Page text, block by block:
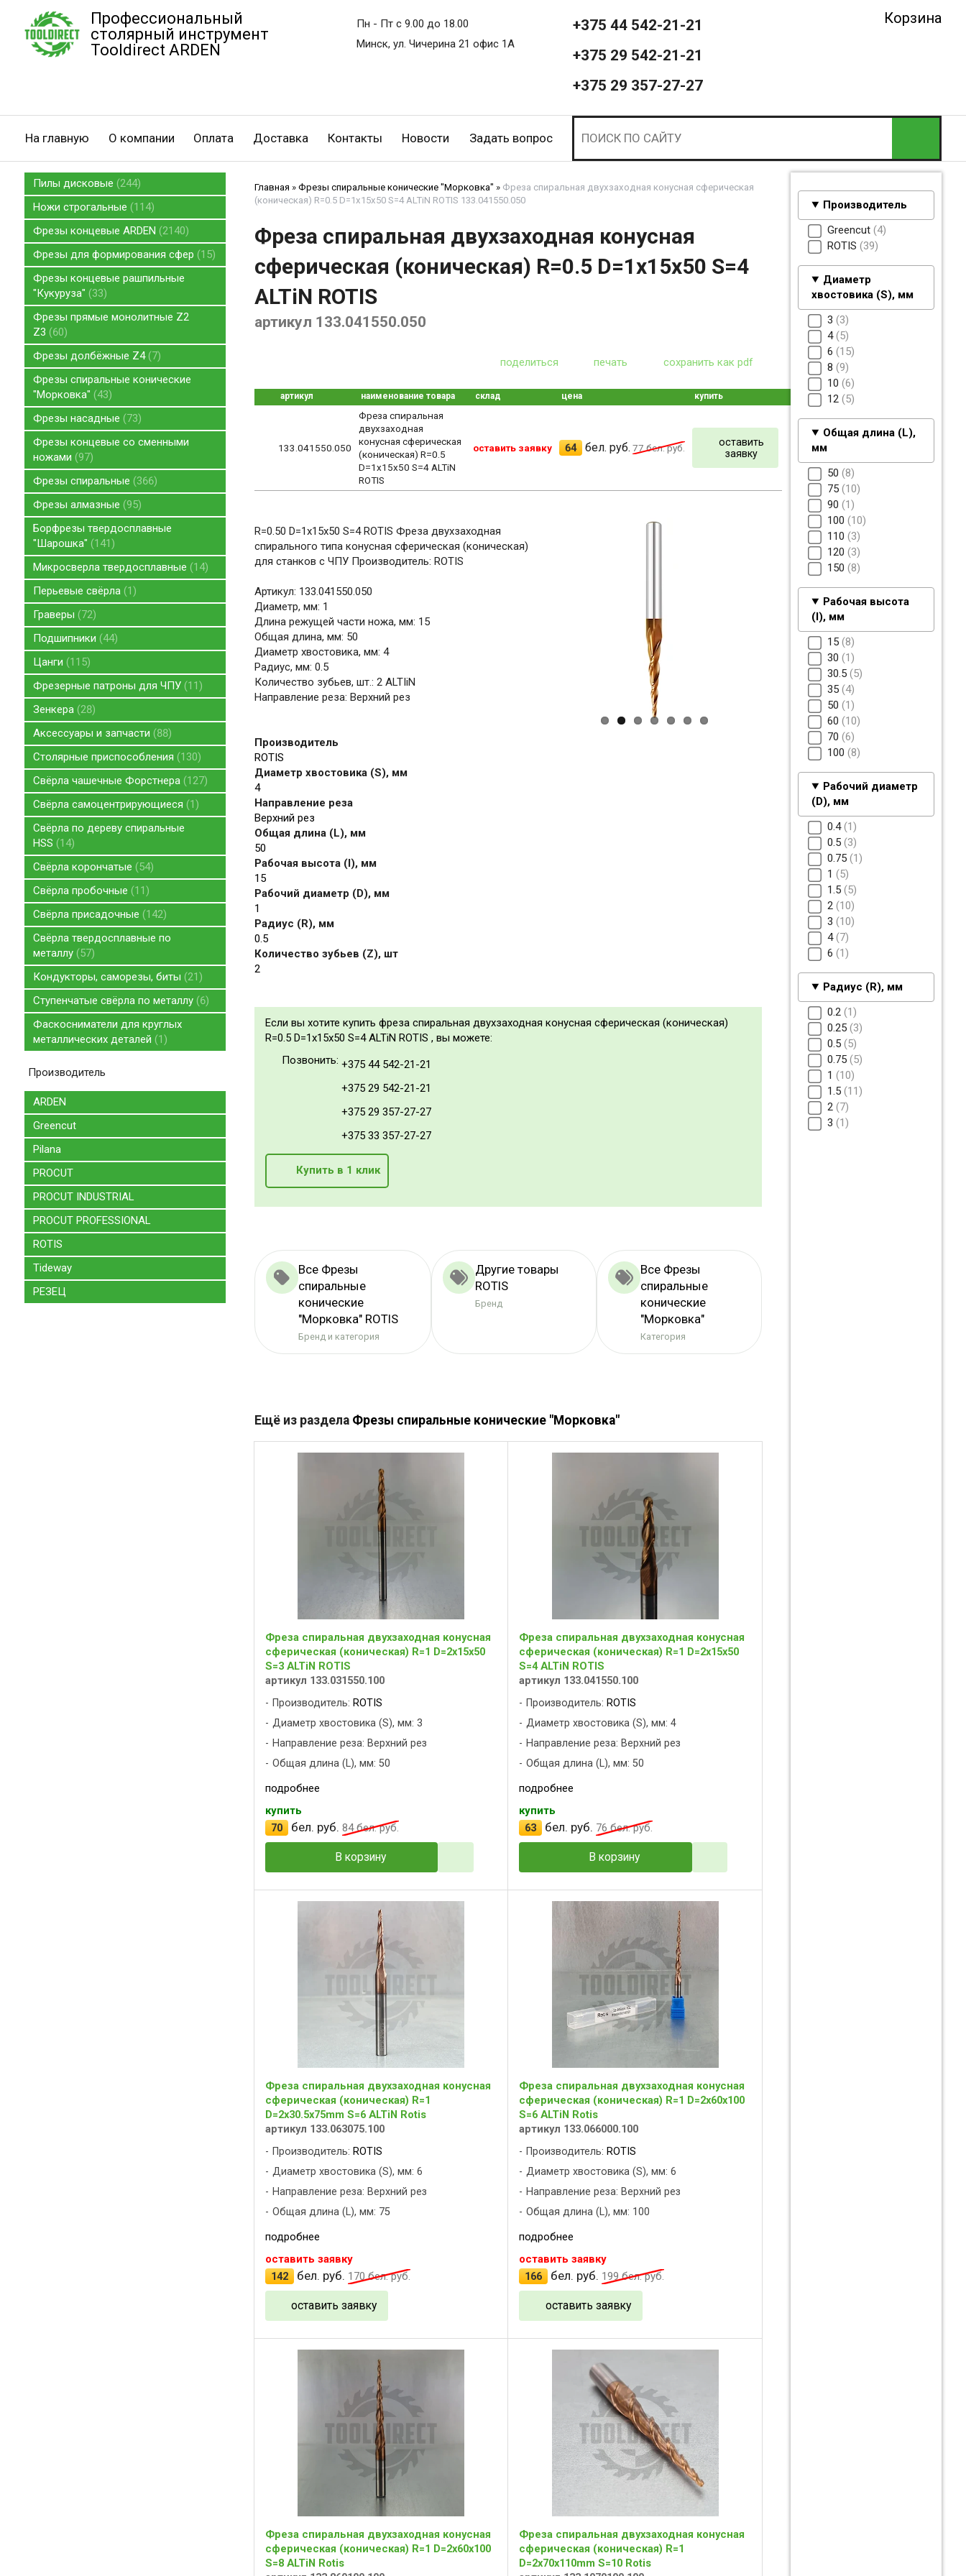
Профессиональный
столярный инструмент
Tooldirect ARDEN
Пн - Пт с 9.00 до 18.00
Минск, ул. Чичерина 21 офис 1А
+375 44 542-21-21
+375 29 542-21-21
+375 29 357-27-27
Корзина
На главную О компании Оплата Доставка Контакты Новости Задать вопрос
Пилы дисковые 244
Ножи строгальные
114
Фрезы концевые ARDEN
2140
Фрезы для формирования сфер
15
Фрезы концевые рашпильные
"Кукуруза"
33
Фрезы прямые монолитные Z2
Z3
60
Фрезы долбёжные Z4 7
Фрезы спиральные конические
"Морковка"
43
Фрезы насадные
73
Фрезы концевые со сменными
ножами
97
Фрезы спиральные
366
Фрезы алмазные
95
Борфрезы твердосплавные
"Шарошка"
141
Микросверла твердосплавные
14
Перьевые свёрла 1
Граверы
72
Подшипники
44
Цанги
115
Фрезерные патроны для ЧПУ 11
Зенкера 28
Аксессуары и запчасти
88
Столярные приспособления
130
Свёрла чашечные Форстнера 127
Свёрла самоцентрирующиеся
1
Свёрла по дереву спиральные
HSS
14
Свёрла корончатые
54
Свёрла пробочные
11
Свёрла присадочные
142
Свёрла твердосплавные по
металлу 57
Кондукторы, саморезы, биты 21
Ступенчатые свёрла по металлу 6
Фаскосниматели для круглых
металлических деталей
1
Производитель
ARDEN
Greencut
Pilana
PROCUT
PROCUT INDUSTRIAL
PROCUT PROFESSIONAL
ROTIS
Tideway
РЕЗЕЦ
Производитель
Greencut 4
ROTIS 39
Диаметр
хвостовика (S), мм
3 3
4 5
6 15
8 9
10 6
12 5
Общая длина (L),
мм
50 8
75 10
90 1
100 10
110 3
120 3
150 8
Рабочая высота
(I), мм
15 8
30 1
30.5 5
35 4
50 1
60 10
70 6
100 8
Рабочий диаметр
(D), мм
0.4 1
0.5 3
0.75 1
1 5
1.5 5
2 10
3 10
4 7
6 1
Радиус (R), мм
0.2 1
0.25 3
0.5 5
0.75 5
1 10
1.5 11
2 7
3 1
Главная » Фрезы спиральные конические "Морковка" » Фреза спиральная двухзаходная конусная сферическая
(коническая) R=0.5 D=1x15x50 S=4 ALTiN ROTIS 133.041550.050
Фреза спиральная двухзаходная конусная
сферическая (коническая) R=0.5 D=1x15x50 S=4
ALTiN ROTIS
артикул 133.041550.050
поделиться печать сохранить как pdf
артикул наименование товара склад цена купить
133.041550.050
Фреза спиральная
двухзаходная
конусная сферическая
(коническая) R=0.5
D=1x15x50 S=4 ALTiN
ROTIS
оставить заявку 64 бел. руб. 77бел. руб.
оставить
заявку
R=0.50 D=1x15x50 S=4 ROTIS Фреза двухзаходная
спирального типа конусная сферическая (коническая)
для станков с ЧПУ Производитель: ROTIS
Артикул: 133.041550.050
Диаметр, мм: 1
Длина режущей части ножа, мм: 15
Общая длина, мм: 50
Диаметр хвостовика, мм: 4
Радиус, мм: 0.5
Количество зубьев, шт.: 2 ALTIiN
Направление реза: Верхний рез
Производитель
ROTIS
Диаметр хвостовика (S), мм
4
Направление реза
Верхний рез
Общая длина (L), мм
50
Рабочая высота (I), мм
15
Рабочий диаметр (D), мм
1
Радиус (R), мм
0.5
Количество зубьев (Z), шт
2
Если вы хотите купить фреза спиральная двухзаходная конусная сферическая (коническая)
R=0.5 D=1x15x50 S=4 ALTiN ROTIS , вы можете:
Позвонить: +375 44 542-21-21
+375 29 542-21-21
+375 29 357-27-27
+375 33 357-27-27
Купить в 1 клик
Все Фрезы
спиральные
конические
"Морковка" ROTIS
Бренд и категория
Другие товары
ROTIS
Бренд
Все Фрезы
спиральные
конические
"Морковка"
Категория
Ещё из раздела Фрезы спиральные конические "Морковка"
Фреза спиральная двухзаходная конусная
сферическая (коническая) R=1 D=2x15x50
S=3 ALTiN ROTIS
артикул 133.031550.100
Производитель: ROTIS
Диаметр хвостовика (S), мм: 3
Направление реза: Верхний рез
Общая длина (L), мм: 50
подробнее
купить
70 бел. руб. 84бел. руб.
В корзину
Фреза спиральная двухзаходная конусная
сферическая (коническая) R=1 D=2x15x50
S=4 ALTiN ROTIS
артикул 133.041550.100
Производитель: ROTIS
Диаметр хвостовика (S), мм: 4
Направление реза: Верхний рез
Общая длина (L), мм: 50
подробнее
купить
63
бел. руб. 76 бел. руб.
В корзину
Фреза спиральная двухзаходная конусная
сферическая (коническая) R=1
D=2x30.5x75mm S=6 ALTiN Rotis
артикул 133.063075.100
Производитель: ROTIS
Диаметр хвостовика (S), мм: 6
Направление реза: Верхний рез
Общая длина (L), мм: 75
подробнее
оставить заявку
142 бел. руб. 170бел. руб.
оставить заявку
Фреза спиральная двухзаходная конусная
сферическая (коническая) R=1 D=2x60x100
S=6 ALTiN Rotis
артикул 133.066000.100
Производитель: ROTIS
Диаметр хвостовика (S), мм: 6
Направление реза: Верхний рез
Общая длина (L), мм: 100
подробнее
оставить заявку
166
бел. руб. 199бел. руб.
оставить заявку
Фреза спиральная двухзаходная конусная
сферическая (коническая) R=1 D=2x60x100
S=8 ALTiN Rotis
Фреза спиральная двухзаходная конусная
сферическая (коническая) R=1
D=2x70x110mm S=10 Rotis